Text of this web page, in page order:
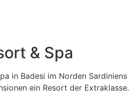
& Spa
in Badesi im Norden Sardiniens
ein Resort der Extraklasse.